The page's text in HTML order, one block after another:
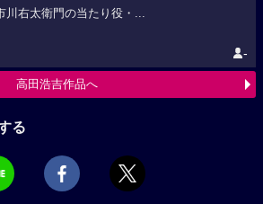
川右太衛門の当たり役・...
-
高田浩吉作品へ
る